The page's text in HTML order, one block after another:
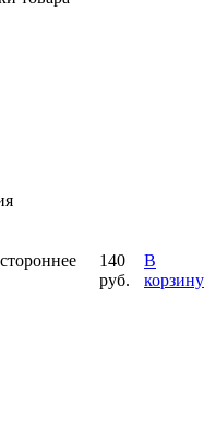
140
руб.
В
корзину